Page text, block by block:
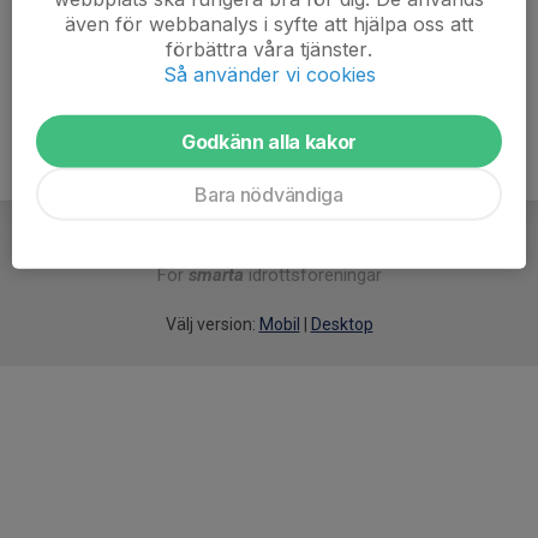
Tränare
076-703 30 51
koskinen1980@hotmail.com
Försmartaidrottsföreningar
Välj version: Mobil Desktop
även för webbanalys i syfte att hjälpa oss att
förbättra våra tjänster.
Så använder vi cookies
Godkänn alla kakor
Bara nödvändiga